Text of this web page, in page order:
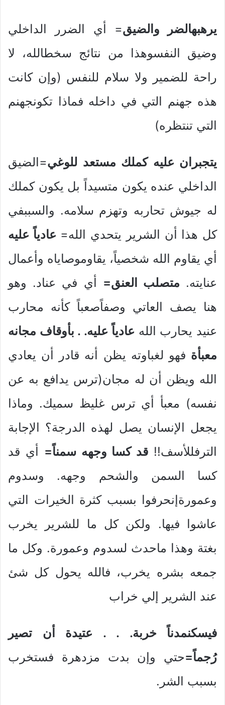
يرهبهالضر والضيق= أي الضرر الداخلي
وضيق النفسوهذا من نتائج سخطالله، لا
راحة للضمير ولا سلام للنفس (وإن كانت
هذه جهنم التي في داخله فماذا تكونجهنم
التي تنتظره)
يتجبران عليه كملك مستعد للوغي=الضيق
الداخلي عنده يكون متسيداً بل يكون كملك
له جيوش تحاربه وتهزم سلامه. والسببفي
كل هذا أن الشرير يتحدي الله= عادياً عليه
أي يقاوم الله شخصياً، يقاوموصاياه وأعمال
عنايته. متصلب العنق= أي في عناد. وهو
هنا يصف العاتي وصفاًصعباً كأنه محارب
عنيد يحارب الله عادياً عليه. . بأوقاف مجانه
معبأة فهو لغباوته يظن أنه قادر أن يعادي
الله ويظن أن له مجان(ترس يدافع به عن
نفسه) معبأ أي ترس غليظ سميك. وماذا
يجعل الإنسان يصل لهذه الدرجة؟ الإجابة
الترفللأسف!! قد كسا وجهه سمناً= أي قد
كسا السمن والشحم وجهه. وسدوم
وعمورةإنحرفوا بسبب كثرة الخيرات التي
عاشوا فيها. ولكن كل ما للشرير يخرب
بغتة وهذا ماحدث لسدوم وعمورة. وكل ما
جمعه بشره يخرب، فالله يحول كل شئ
عند الشرير إلي خراب
فيسكنمدناً خربة. . . عتيدة أن تصير
رُجماً=حتي وإن بدت مزدهرة فستخرب
بسبب الشر.